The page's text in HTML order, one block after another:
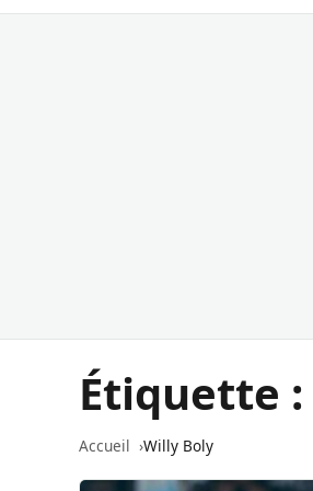
Étiquette :
Accueil Willy Boly